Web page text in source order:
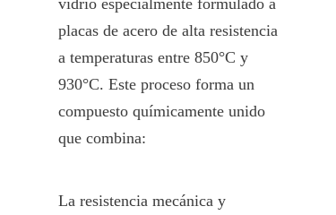
placas de acero de alta resistencia
a temperaturas entre 850°C y
930°C. Este proceso forma un
compuesto químicamente unido
que combina:
La resistencia mecánica y